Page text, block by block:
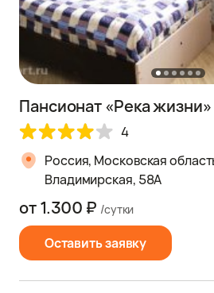
Пансионат «Река
4
Россия, Московская
Владимирская, 58А
Оставить заявку
от 1.300 ₽ /сутки